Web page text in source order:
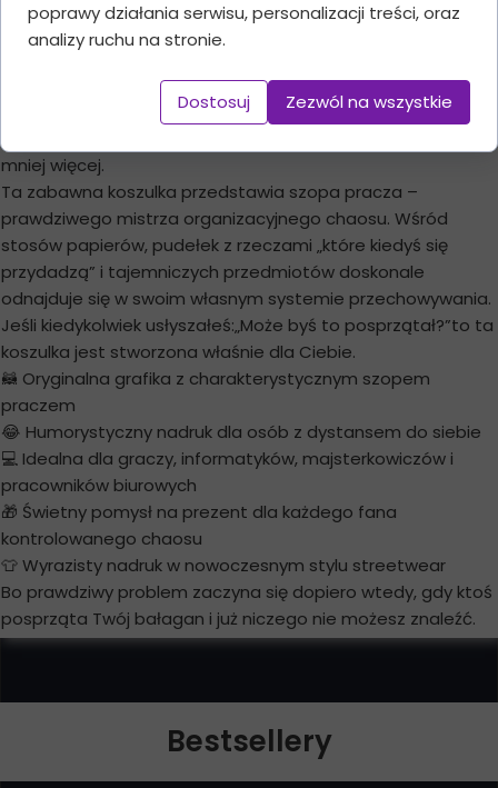
Opis produktu
Koszulka „To nie bałagan, to system przechowywania”
Nie każdy geniusz pracuje przy idealnie posprzątanym
mniej więcej.
Ta zabawna koszulka przedstawia szopa pracza –
prawdziwego mistrza organizacyjnego chaosu. Wśród
stosów papierów, pudełek z rzeczami „które kiedyś się
przydadzą” i tajemniczych przedmiotów doskonale
odnajduje się w swoim własnym systemie przechowywania.
Jeśli kiedykolwiek usłyszałeś:„Może byś to posprzątał?”to ta
koszulka jest stworzona właśnie dla Ciebie.
🦝 Oryginalna grafika z charakterystycznym szopem
praczem
😂 Humorystyczny nadruk dla osób z dystansem do siebie
💻 Idealna dla graczy, informatyków, majsterkowiczów i
pracowników biurowych
🎁 Świetny pomysł na prezent dla każdego fana
kontrolowanego chaosu
👕 Wyrazisty nadruk w nowoczesnym stylu streetwear
Bo prawdziwy problem zaczyna się dopiero wtedy, gdy ktoś
posprząta Twój bałagan i już niczego nie możesz znaleźć.
Bestsellery
poprawy działania serwisu, personalizacji treści, oraz
analizy ruchu na stronie.
Dostosuj Zezwól na wszystkie